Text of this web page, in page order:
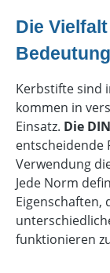
Die
Kerbstifte sind
kommen in
Einsatz. Die
entscheidende
Verwendung
Jede Norm
Eigenschaften,
funktionieren